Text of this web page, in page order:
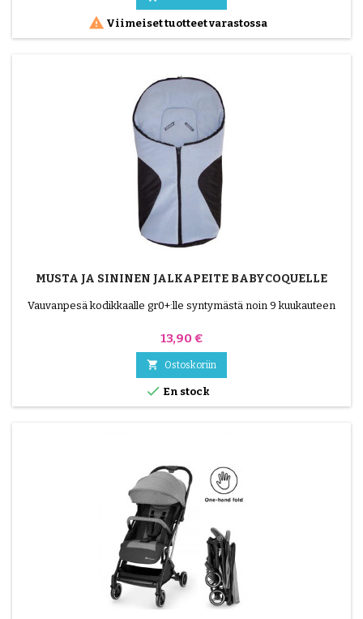
 Viimeiset tuotteet varastossa
MUSTA JA SININEN JALKAPEITE BABYCOQUELLE
Vauvanpesä kodikkaalle gr0+:lle syntymästä noin 9 kuukauteen
Hinta
13,90 €
 Ostoskoriin
 En stock